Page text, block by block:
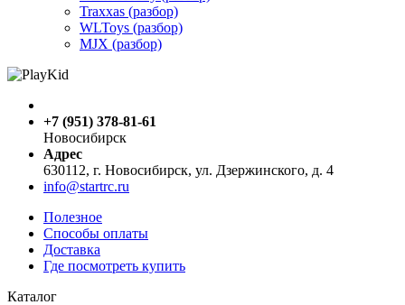
Traxxas (разбор)
WLToys (разбор)
MJX (разбор)
+7 (951) 378-81-61
Новосибирск
Адрес
630112, г. Новосибирск, ул. Дзержинского, д. 4
info@startrc.ru
Полезное
Способы оплаты
Доставка
Где посмотреть купить
Каталог